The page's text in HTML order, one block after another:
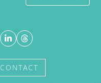
CONTACT